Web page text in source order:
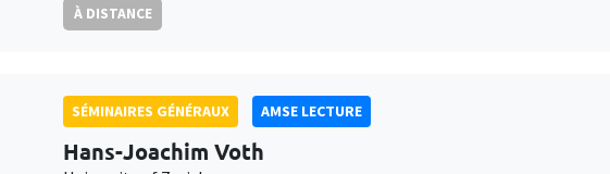
À DISTANCE
SÉMINAIRES GÉNÉRAUX AMSE LECTURE
Hans-Joachim Voth